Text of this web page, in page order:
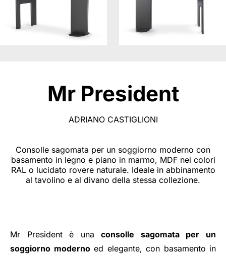
Mr President
ADRIANO CASTIGLIONI
Consolle sagomata per un soggiorno moderno con
basamento in legno e piano in marmo, MDF nei colori
RAL o lucidato rovere naturale. Ideale in abbinamento
al tavolino e al divano della stessa collezione.
Mr President è unaconsolle sagomata per un
soggiorno modernoed elegante, con basamento in